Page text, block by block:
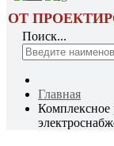
ОТ
Поиск...
Главная
Комплексное